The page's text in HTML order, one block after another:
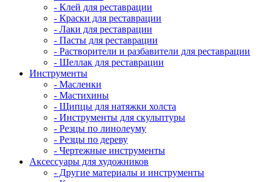
- Клей для реставрации
- Краски для реставрации
- Лаки для реставрации
- Пасты для реставрации
- Растворители и разбавители для реставрации
- Шеллак для реставрации
Инструменты
- Масленки
- Мастихины
- Щипцы для натяжки холста
- Инструменты для скульптуры
- Резцы по линолеуму
- Резцы по дереву
- Чертежные инструменты
Аксессуары для художников
- Другие материалы и инструменты